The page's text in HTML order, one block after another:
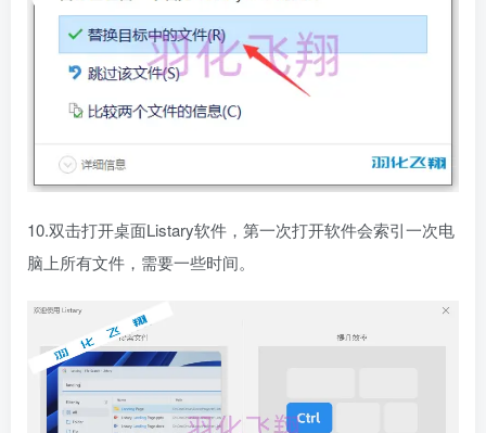
10.双击打开桌面Listary软件，第一次打开软件会索引一次电
脑上所有文件，需要一些时间。